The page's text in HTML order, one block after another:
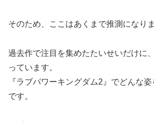
そのため、ここはあくまで推測になりま
過去作で注目を集めたたいせいだけに
っています。
『ラブパワーキングダム2』でどんな
です。